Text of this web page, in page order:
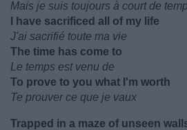
Mais je suis toujours à court de
I have sacrificed all of my life
J'ai sacrifié toute ma vie
The time has come to
Le temps est venu de
To prove to you what I'm worth
Te prouver ce que je vaux
Trapped in a maze of unseen